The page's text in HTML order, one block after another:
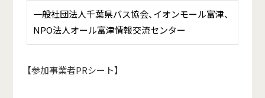
一般社団法人千葉県バス協会、イオンモール富津、
NPO法人オール富津情報交流センター
【参加事業者PRシート】